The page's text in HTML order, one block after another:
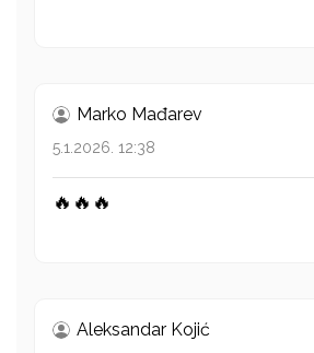
Marko Mađarev
5.1.2026. 12:38
🔥🔥🔥
Aleksandar Kojić